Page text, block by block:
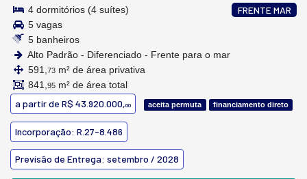
FRENTE MAR
4 dormitórios (4 suítes)
5 vagas
5 banheiros
Alto Padrão - Diferenciado - Frente para o mar
591, 73 m² de área privativa
841, 95 m² de área total
a partir de R$ 43.920.000,00 aceita permuta financiamento direto
Incorporação: R.27-8.486
Previsão de Entrega: setembro / 2028